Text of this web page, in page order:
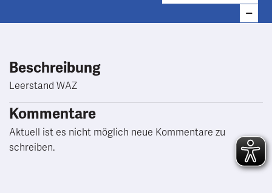
Beschreibung
Leerstand WAZ
Kommentare
Aktuell ist es nicht möglich neue Kommentare zu
schreiben.